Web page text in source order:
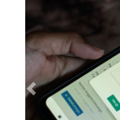
Previous